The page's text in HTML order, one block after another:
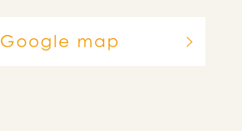
Google map